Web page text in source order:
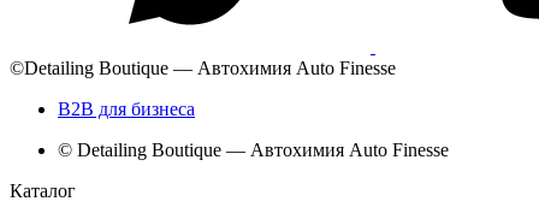
©Detailing Boutique — Автохимия Auto Finesse
B2B для бизнеса
© Detailing Boutique — Автохимия Auto Finesse
Каталог